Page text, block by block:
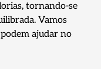
tornando-se
Vamos
ajudar no